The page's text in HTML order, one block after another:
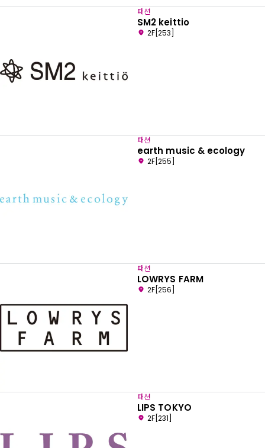
원하는 언어를 선택하세요
패션
SM2 keittio
2F[253]
패션
earth music & ecology
2F[255]
패션
LOWRYS FARM
2F[256]
패션
LIPS TOKYO
2F[231]